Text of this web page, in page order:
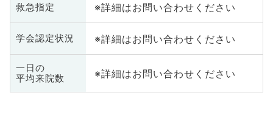
救急指定 ※詳細はお問い合わせください
学会認定状況 ※詳細はお問い合わせください
一日の
平均来院数
※詳細はお問い合わせください